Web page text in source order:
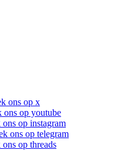
ons op x
ons op youtube
ons op instagram
ons op telegram
op threads